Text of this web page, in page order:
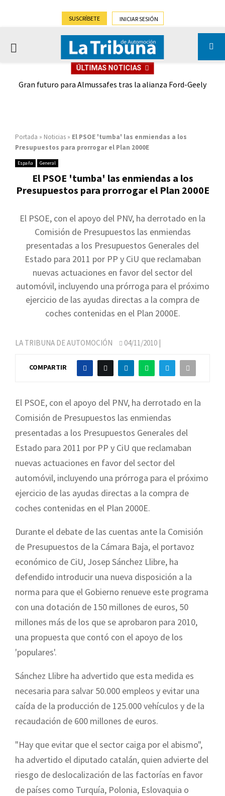
SUSCRÍBETE INICIAR SESIÓN
PRIMARY
ÚLTIMAS NOTICIAS
Gran futuro para Almussafes tras la alianza Ford-Geely
Portada » Noticias » El PSOE 'tumba' las enmiendas a los
Presupuestos para prorrogar el Plan 2000E
España General
El PSOE 'tumba' las enmiendas a los
Presupuestos para prorrogar el Plan 2000E
El PSOE, con el apoyo del PNV, ha derrotado en la
Comisión de Presupuestos las enmiendas
presentadas a los Presupuestos Generales del
Estado para 2011 por PP y CiU que reclamaban
nuevas actuaciones en favor del sector del
automóvil, incluyendo una prórroga para el próximo
ejercicio de las ayudas directas a la compra de
coches contenidas en el Plan 2000E.
LA TRIBUNA DE AUTOMOCIÓN 04/11/2010 |
COMPARTIR
El PSOE, con el apoyo del PNV, ha derrotado en la
Comisión de Presupuestos las enmiendas
presentadas a los Presupuestos Generales del
Estado para 2011 por PP y CiU que reclamaban
nuevas actuaciones en favor del sector del
automóvil, incluyendo una prórroga para el próximo
ejercicio de las ayudas directas a la compra de
coches contenidas en el Plan 2000E.
Durante el debate de las cuentas ante la Comisión
de Presupuestos de la Cámara Baja, el portavoz
económico de CiU, Josep Sánchez Llibre, ha
defendido introducir una nueva disposición a la
norma para que el Gobierno renueve este programa
con una dotación de 150 millones de euros, 50
millones más de los que se aprobaron para 2010,
una propuesta que contó con el apoyo de los
'populares'.
Sánchez Llibre ha advertido que esta medida es
necesaria para salvar 50.000 empleos y evitar una
caída de la producción de 125.000 vehículos y de la
recaudación de 600 millones de euros.
"Hay que evitar que el sector caiga por el abismo",
ha advertido el diputado catalán, quien advierte del
riesgo de deslocalización de las factorías en favor
de países como Turquía, Polonia, Eslovaquia o